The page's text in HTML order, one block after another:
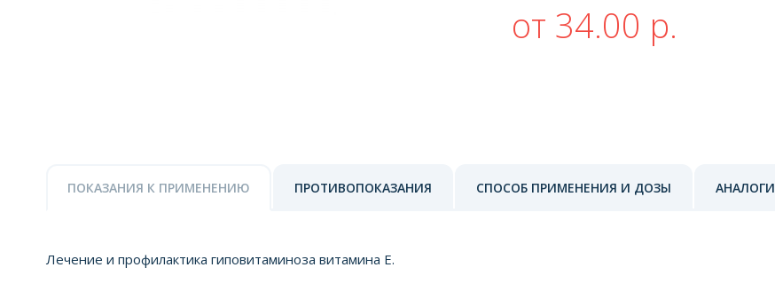
от 34.00 р.
ПОКАЗАНИЯ К ПРИМЕНЕНИЮ ПРОТИВОПОКАЗАНИЯ СПОСОБ ПРИМЕНЕНИЯ И ДОЗЫ АНАЛОГИ
Лечение и профилактика гиповитаминоза витамина Е.